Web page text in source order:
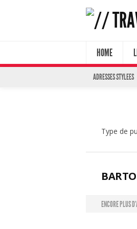
HOME
ADRESSES STYLEES
Type de
ENCORE PLUS